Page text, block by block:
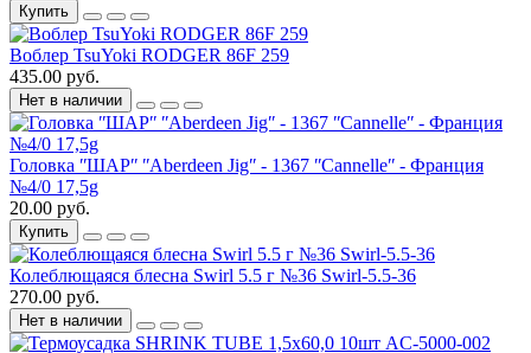
Купить
Воблер TsuYoki RODGER 86F 259
435.00 руб.
Нет в наличии
Головка ʺШАРʺ ʺAberdeen Jigʺ - 1367 ʺCannelleʺ - Франция
№4/0 17,5g
20.00 руб.
Купить
Колеблющаяся блесна Swirl 5.5 г №36 Swirl-5.5-36
270.00 руб.
Нет в наличии